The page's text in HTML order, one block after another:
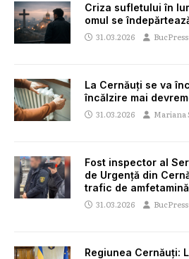
Criza sufletului în
omul se
31.03.2026 BucPress
La Cernăuți se va
încălzire mai
31.03.2026 Mariana
Fost inspector al
de Urgență din
trafic de amfetamină
31.03.2026 BucPress
Regiunea Cernăuți: